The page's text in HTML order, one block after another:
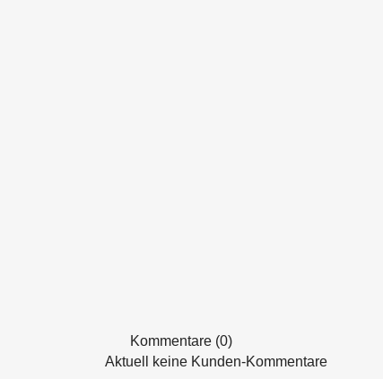
Kommentare (0)
Aktuell keine Kunden-Kommentare